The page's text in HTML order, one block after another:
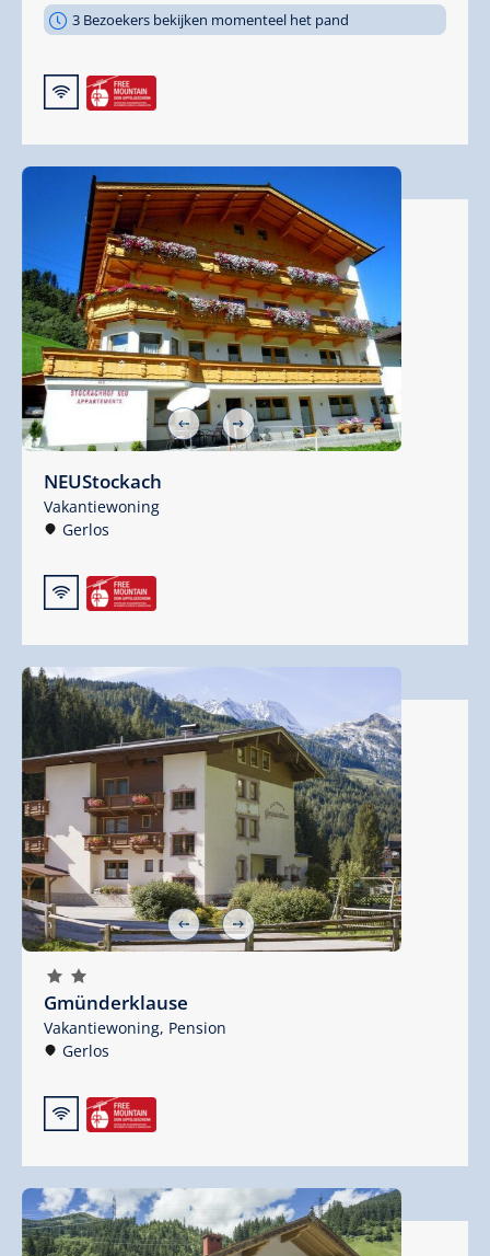
3 Bezoekers bekijken momenteel het pand
🜉
NEUStockach
Vakantiewoning
Gerlos
🜉
🞙 🞙
Gmünderklause
Vakantiewoning, Pension
Gerlos
🜉